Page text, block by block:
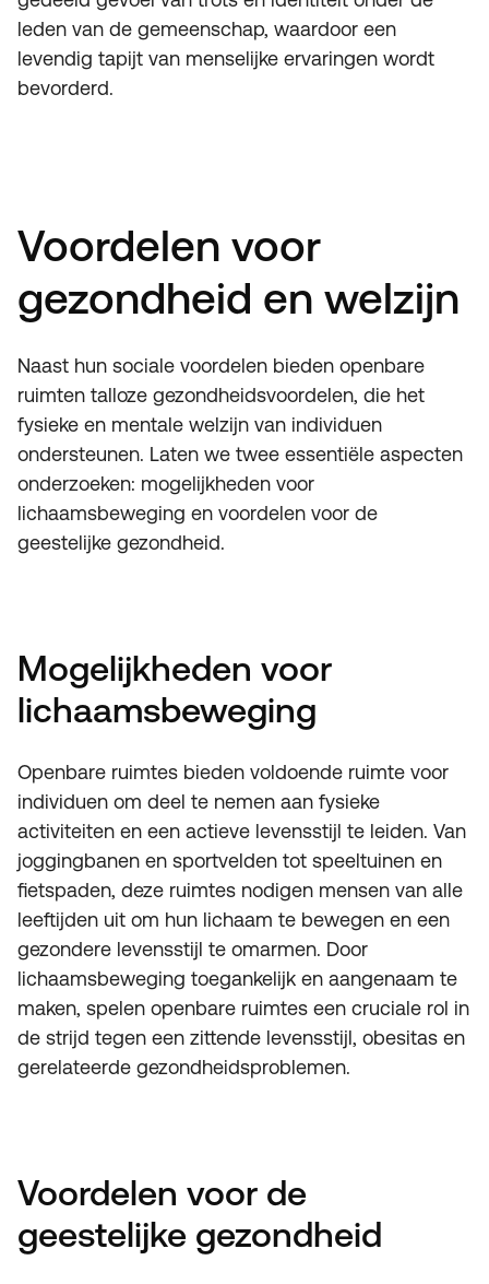
leden van de gemeenschap, waardoor een
levendig tapijt van menselijke ervaringen wordt
bevorderd.
Voordelen voor
gezondheid en welzijn
Naast hun sociale voordelen bieden openbare
ruimten talloze gezondheidsvoordelen, die het
fysieke en mentale welzijn van individuen
ondersteunen. Laten we twee essentiële aspecten
onderzoeken: mogelijkheden voor
lichaamsbeweging en voordelen voor de
geestelijke gezondheid.
Mogelijkheden voor
lichaamsbeweging
Openbare ruimtes bieden voldoende ruimte voor
individuen om deel te nemen aan fysieke
activiteiten en een actieve levensstijl te leiden. Van
joggingbanen en sportvelden tot speeltuinen en
fietspaden, deze ruimtes nodigen mensen van alle
leeftijden uit om hun lichaam te bewegen en een
gezondere levensstijl te omarmen. Door
lichaamsbeweging toegankelijk en aangenaam te
maken, spelen openbare ruimtes een cruciale rol in
de strijd tegen een zittende levensstijl, obesitas en
gerelateerde gezondheidsproblemen.
Voordelen voor de
geestelijke gezondheid